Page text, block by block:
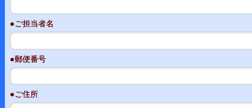
●ご担当者名
●郵便番号
●ご住所